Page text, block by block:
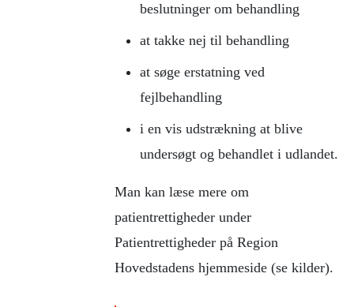
beslutninger om behandling
at takke nej til behandling
at søge erstatning ved
fejlbehandling
i en vis udstrækning at blive
undersøgt og behandlet i udlandet.
Man kan læse mere om
patientrettigheder under
Patientrettigheder på Region
Hovedstadens hjemmeside (se kilder).